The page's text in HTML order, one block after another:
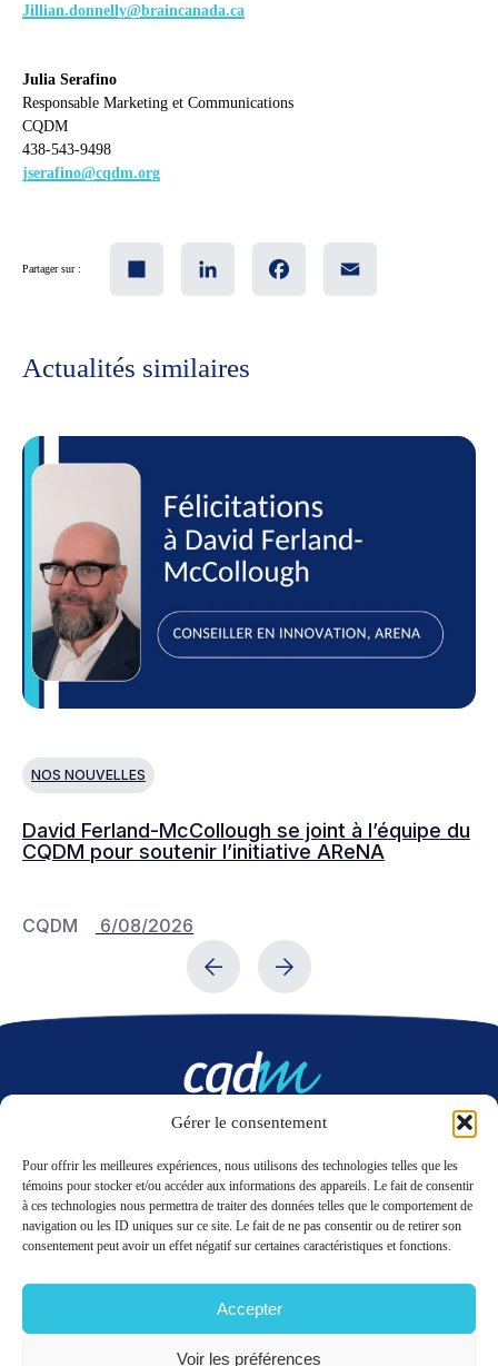
Gérer le consentement
Pour offrir les meilleures expériences, nous utilisons des technologies telles que les
témoins pour stocker et/ou accéder aux informations des appareils. Le fait de consentir
à ces technologies nous permettra de traiter des données telles que le comportement de
navigation ou les ID uniques sur ce site. Le fait de ne pas consentir ou de retirer son
consentement peut avoir un effet négatif sur certaines caractéristiques et fonctions.
Accepter
Voir les préférences
Jillian.donnelly@braincanada.ca
Julia Serafino
Responsable Marketing et Communications
CQDM
438-543-9498
jserafino@cqdm.org
Partager sur :
Actualités similaires
NOS NOUVELLES
David Ferland-McCollough se joint à l’équipe du
CQDM pour soutenir l’initiative AReNA
CQDM 6/08/2026
LinkedIn Twitter
© 2026 CQDM.TOUS DROITS RÉSERVÉS.
CONDITIONS D’UTILISATION